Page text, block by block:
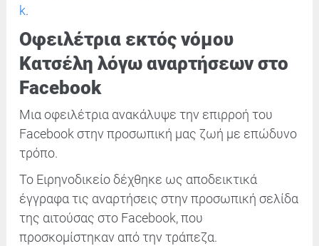
k.
Οφειλέτρια εκτός νόμου
Κατσέλη λόγω αναρτήσεων στο
Facebook
Μια οφειλέτρια ανακάλυψε την επιρροή του
Facebook στην προσωπική μας ζωή με επώδυνο
τρόπο.
Το Ειρηνοδικείο δέχθηκε ως αποδεικτικά
έγγραφα τις αναρτήσεις στην προσωπική σελίδα
της αιτούσας στο Facebook, που
προσκομίστηκαν από την τράπεζα.